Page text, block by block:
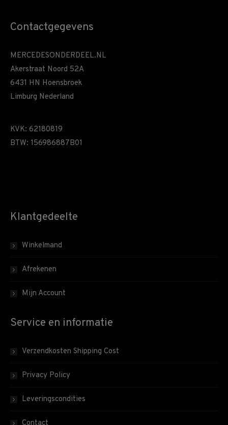
Contactgegevens
MERCEDESONDERDEEL.NL
Akerstraat Noord 52A
6431 HN Hoensbroek
Limburg Nederland
KVK: 62180819
BTW: 156986887B01
Klantgedeelte
Winkelmand
Afrekenen
Mijn Account
Service en informatie
Verzendkosten Shipping Cost
Privacy Policy
Leveringscondities